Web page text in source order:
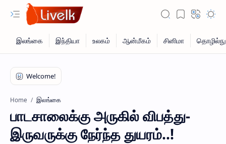
Home இலங்கை
பாடசாலைக்கு அருகில் விபத்து-
இருவருக்கு நேர்ந்த துயரம்..!